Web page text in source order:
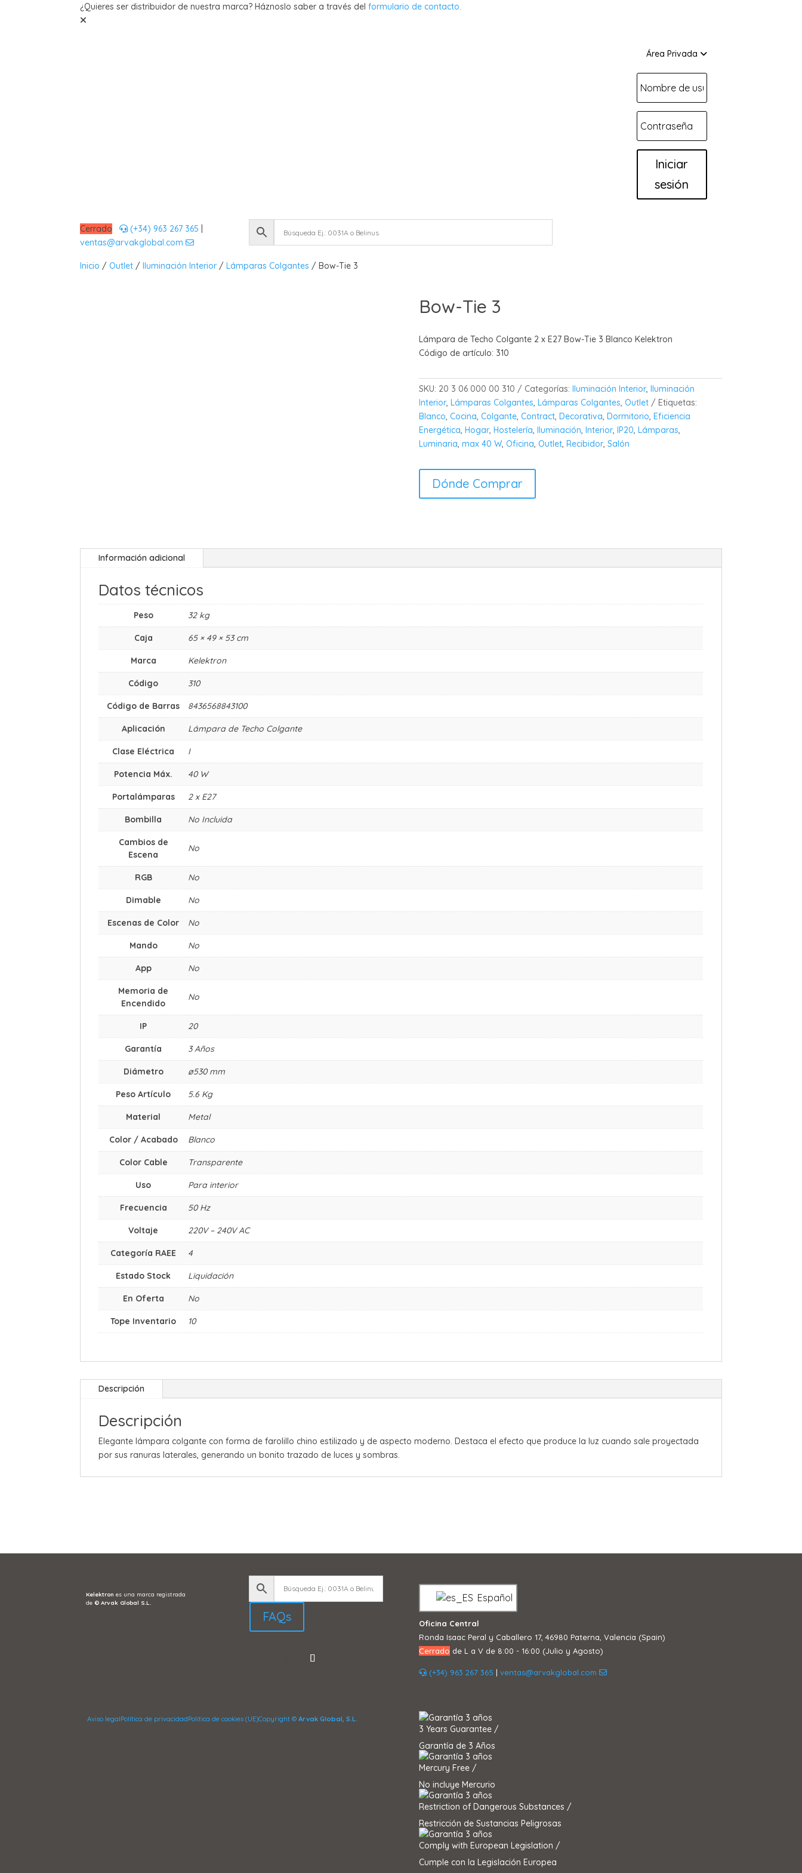
¿Quieres ser distribuidor de nuestra marca? Háznoslo saber a través delformulario de contacto.
Área Privada
Iniciar
sesión
Cerrado (+34) 963 267 365
ventas@arvakglobal.com
Inicio /Outlet /Iluminación Interior /Lámparas Colgantes / Bow-Tie 3
Bow-Tie 3
Lámpara de Techo Colgante 2 x E27 Bow-Tie 3 Blanco Kelektron
Código de artículo: 310
SKU: 20 3 06 000 00 310 Categorías: Iluminación Interior, Iluminación
Interior, Lámparas Colgantes, Lámparas Colgantes, Outlet
Etiquetas:
Blanco, Cocina, Colgante, Contract, Decorativa, Dormitorio, Eficiencia
Energética, Hogar, Hostelería, Iluminación, Interior, IP20, Lámparas,
Luminaria, max 40 W, Oficina, Outlet, Recibidor, Salón
Dónde Comprar
Información adicional
Datos técnicos
Peso 32 kg
Caja 65 × 49 × 53 cm
Marca Kelektron
Código 310
Código de Barras 8436568843100
Aplicación Lámpara de Techo Colgante
Clase Eléctrica I
Potencia Máx. 40 W
Portalámparas 2 x E27
Bombilla No Incluida
Cambios de
Escena
No
RGB No
Dimable No
Escenas de Color No
Mando No
App No
Memoria de
Encendido
No
IP 20
Garantía 3 Años
Diámetro ø530 mm
Peso Artículo 5.6 Kg
Material Metal
Color / Acabado Blanco
Color Cable Transparente
Uso Para interior
Frecuencia 50 Hz
Voltaje 220V – 240V AC
Categoría RAEE 4
Estado Stock Liquidación
En Oferta No
Tope Inventario 10
Descripción
Descripción
Elegante lámpara colgante con forma de farolillo chino estilizado y de aspecto moderno. Destaca el efecto que produce la luz cuando sale proyectada
por sus ranuras laterales, generando un bonito trazado de luces y sombras.
Kelektron es una marca registrada
de© Arvak Global S.L.
FAQs
Español
Oficina Central
Ronda Isaac Peral y Caballero 17, 46980 Paterna, Valencia (Spain)
Cerrado de L a V de 8:00 - 16:00 (Julio y Agosto)
(+34) 963 267 365 | ventas@arvakglobal.com
Aviso legalPolítica de privacidadPolítica de cookies (UE)Copyright © Arvak Global, S.L.
3 Years Guarantee /
Garantía de 3 Años
Mercury Free /
No incluye Mercurio
Restriction of Dangerous Substances /
Restricción de Sustancias Peligrosas
Comply with European Legislation /
Cumple con la Legislación Europea